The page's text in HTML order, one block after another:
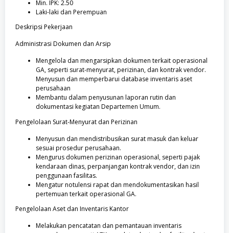
Min. IPK: 2.50
Laki-laki dan Perempuan
Deskripsi Pekerjaan
Administrasi Dokumen dan Arsip
Mengelola dan mengarsipkan dokumen terkait operasional
GA, seperti surat-menyurat, perizinan, dan kontrak vendor.
Menyusun dan memperbarui database inventaris aset
perusahaan
Membantu dalam penyusunan laporan rutin dan
dokumentasi kegiatan Departemen Umum.
Pengelolaan Surat-Menyurat dan Perizinan
Menyusun dan mendistribusikan surat masuk dan keluar
sesuai prosedur perusahaan.
Mengurus dokumen perizinan operasional, seperti pajak
kendaraan dinas, perpanjangan kontrak vendor, dan izin
penggunaan fasilitas.
Mengatur notulensi rapat dan mendokumentasikan hasil
pertemuan terkait operasional GA.
Pengelolaan Aset dan Inventaris Kantor
Melakukan pencatatan dan pemantauan inventaris